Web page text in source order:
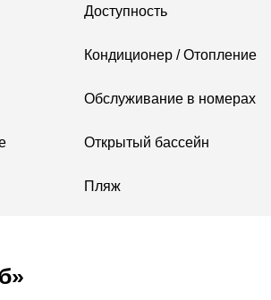
с отелем «Оазис»,
бесплатно
мастер-
Доступность
Кондиционер / Отопление
Обслуживание в номерах
Открытый бассейн
Пляж